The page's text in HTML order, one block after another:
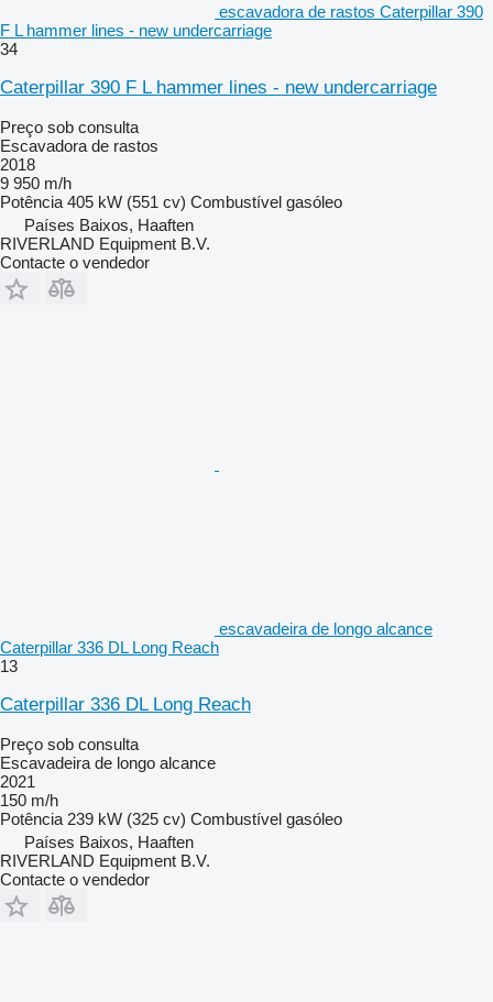
escavadora de rastos Caterpillar 390
F L hammer lines - new undercarriage
34
Caterpillar 390 F L hammer lines - new undercarriage
Preço sob consulta
Escavadora de rastos
2018
9 950 m/h
Potência 405 kW (551 cv) Combustível gasóleo
Países Baixos, Haaften
RIVERLAND Equipment B.V.
Contacte o vendedor
escavadeira de longo alcance
Caterpillar 336 DL Long Reach
13
Caterpillar 336 DL Long Reach
Preço sob consulta
Escavadeira de longo alcance
2021
150 m/h
Potência 239 kW (325 cv) Combustível gasóleo
Países Baixos, Haaften
RIVERLAND Equipment B.V.
Contacte o vendedor